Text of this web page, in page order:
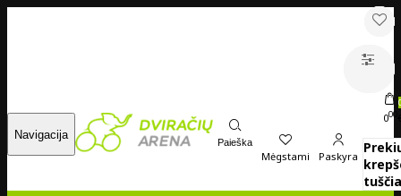
Navigacija
Paieška
Mėgstami Paskyra
000